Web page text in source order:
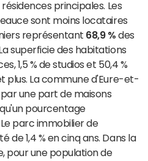
principales. Les
sont moins locataires
représentant 68,9 % des
superficie des habitations
1,5 % de studios et 50,4 %
plus. La commune d'Eure-et-
une part de maisons
qu'un pourcentage
Le parc immobilier de
de 1,4 % en cinq ans. Dans la
pour une population de